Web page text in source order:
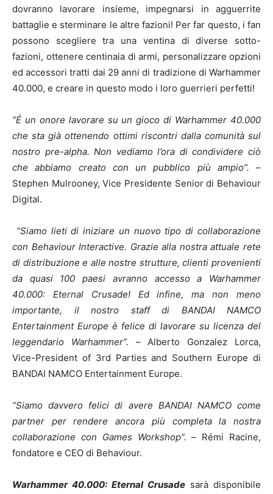
dovranno lavorare insieme, impegnarsi in agguerrite
battaglie e sterminare le altre fazioni! Per far questo, i fan
possono scegliere tra una ventina di diverse sotto-
fazioni, ottenere centinaia di armi, personalizzare opzioni
ed accessori tratti dai 29 anni di tradizione di Warhammer
40.000, e creare in questo modo i loro guerrieri perfetti!
“É un onore lavorare su un gioco di Warhammer 40.000
che sta già ottenendo ottimi riscontri dalla comunità sul
nostro pre-alpha. Non vediamo l’ora di condividere ciò
che abbiamo creato con un pubblico più ampio”. –
Stephen Mulrooney, Vice Presidente Senior di Behaviour
Digital.
“Siamo lieti di iniziare un nuovo tipo di collaborazione
con Behaviour Interactive. Grazie alla nostra attuale rete
di distribuzione e alle nostre strutture, clienti provenienti
da quasi 100 paesi avranno accesso a Warhammer
40.000: Eternal Crusade! Ed infine, ma non meno
importante, il nostro staff di BANDAI NAMCO
Entertainment Europe è felice di lavorare su licenza del
leggendario Warhammer”. –Alberto Gonzalez Lorca,
Vice-President of 3rd Parties and Southern Europe di
BANDAI NAMCO Entertainment Europe.
“Siamo davvero felici di avere BANDAI NAMCO come
partner per rendere ancora più completa la nostra
collaborazione con Games Workshop”. – Rémi Racine,
fondatore e CEO di Behaviour.
Warhammer 40.000: Eternal Crusade sarà disponibile